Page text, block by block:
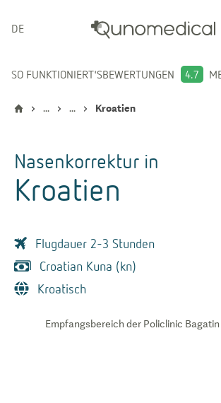
DEUTSCH
SO FUNKTIONIERT'SBEWERTUNGEN 4.7
... ... Kroatien
Nasenkorrektur in
Kroatien
Flugdauer 2-3 Stunden
Croatian Kuna (kn)
Kroatisch
Empfangsbereich der Policlinic